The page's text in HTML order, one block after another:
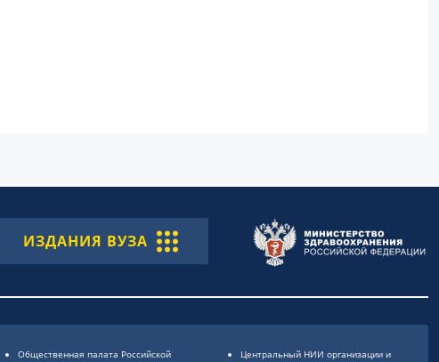
ИЗДАНИЯ ВУЗА
Общественная палата Российской
Центральный НИИ организации и